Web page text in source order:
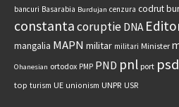
bancuri Basarabia Burdujan cenzura codrut
constantacoruptie DNA
mangalia MAPN militar militari Minister
Ohanesian ortodox PMP PND pnl port psd
top turism UE unionism UNPR USR